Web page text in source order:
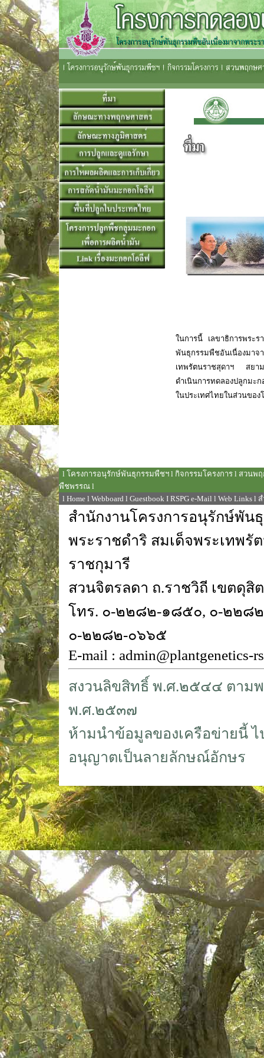
ในการนี้ เลขาธิการพระร
พันธุกรรมพืชอันเนื่องมา
เทพรัตนราชสุดาฯ สยา
ดำเนินการทดลองปลูกมะก
ในประเทศไทยในส่วนของ
l โครงการอนุรักษ์พันธุกรรมพืชฯ l กิจกรรมโครงการ l สวนพฤ
พืชพรรณ l
l Home l Webboard l Guestbook I RSPG e-Mail l Web Links l
สำนักงานโครงการอนุรักษ์พัน
พระราชดำริ สมเด็จพระเทพรั
ราชกุมารี
สวนจิตรลดา ถ.ราชวิถี เขตดุสิ
โทร. ๐-๒๒๘๒-๑๘๕๐, ๐-๒๒๘
๐-๒๒๘๒-๐๖๖๕
E-mail : admin@plantgenetics-
สงวนลิขสิทธิ์ พ.ศ.๒๕๔๔ ตาม
พ.ศ.๒๕๓๗
ห้ามนำข้อมูลของเครือข่ายนี้
อนุญาตเป็นลายลักษณ์อักษร